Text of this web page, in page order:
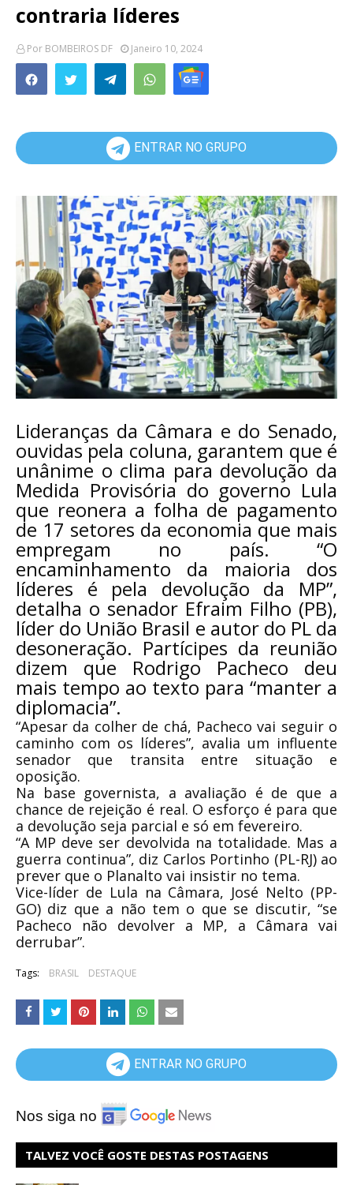
contraria líderes
Por BOMBEIROS DF Janeiro 10, 2024
ENTRAR NO GRUPO
Lideranças da Câmara e do Senado,
ouvidas pela coluna, garantem que é
unânime o clima para devolução da
Medida Provisória do governo Lula
que reonera a folha de pagamento
de 17 setores da economia que mais
empregam no país. “O
encaminhamento da maioria dos
líderes é pela devolução da MP”,
detalha o senador Efraim Filho (PB),
líder do União Brasil e autor do PL da
desoneração. Partícipes da reunião
dizem que Rodrigo Pacheco deu
mais tempo ao texto para “manter a
diplomacia”.
“Apesar da colher de chá, Pacheco vai seguir o
caminho com os líderes”, avalia um influente
senador que transita entre situação e
oposição.
Na base governista, a avaliação é de que a
chance de rejeição é real. O esforço é para que
a devolução seja parcial e só em fevereiro.
“A MP deve ser devolvida na totalidade. Mas a
guerra continua”, diz Carlos Portinho (PL-RJ) ao
prever que o Planalto vai insistir no tema.
Vice-líder de Lula na Câmara, José Nelto (PP-
GO) diz que a não tem o que se discutir, “se
Pacheco não devolver a MP, a Câmara vai
derrubar”.
Tags: BRASIL DESTAQUE
ENTRAR NO GRUPO
Nos siga no
TALVEZ VOCÊ GOSTE DESTAS POSTAGENS